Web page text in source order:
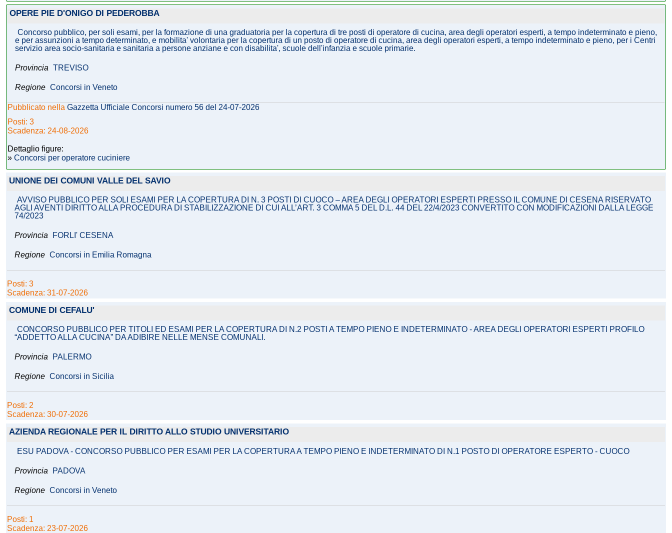
OPERE PIE D'ONIGO DI PEDEROBBA
Concorso pubblico, per soli esami, per la formazione di una graduatoria per la copertura di tre posti di operatore di cucina, area degli operatori esperti, a tempo indeterminato e pieno,
e per assunzioni a tempo determinato, e mobilita' volontaria per la copertura di un posto di operatore di cucina, area degli operatori esperti, a tempo indeterminato e pieno, per i Centri
servizio area socio-sanitaria e sanitaria a persone anziane e con disabilita', scuole dell'infanzia e scuole primarie.
Provincia TREVISO
Regione Concorsi in Veneto
Pubblicato nella Gazzetta Ufficiale Concorsi numero 56 del 24-07-2026
Posti: 3
Scadenza: 24-08-2026
Dettaglio figure:
» Concorsi per operatore cuciniere
UNIONE DEI COMUNI VALLE DEL SAVIO
AVVISO PUBBLICO PER SOLI ESAMI PER LA COPERTURA DI N. 3 POSTI DI CUOCO – AREA DEGLI OPERATORI ESPERTI PRESSO IL COMUNE DI CESENA RISERVATO
AGLI AVENTI DIRITTO ALLA PROCEDURA DI STABILIZZAZIONE DI CUI ALL’ART. 3 COMMA 5 DEL D.L. 44 DEL 22/4/2023 CONVERTITO CON MODIFICAZIONI DALLA LEGGE
74/2023
Provincia FORLI' CESENA
Regione Concorsi in Emilia Romagna
Posti: 3
Scadenza: 31-07-2026
COMUNE DI CEFALU'
CONCORSO PUBBLICO PER TITOLI ED ESAMI PER LA COPERTURA DI N.2 POSTI A TEMPO PIENO E INDETERMINATO - AREA DEGLI OPERATORI ESPERTI PROFILO
“ADDETTO ALLA CUCINA” DA ADIBIRE NELLE MENSE COMUNALI.
Provincia PALERMO
Regione Concorsi in Sicilia
Posti: 2
Scadenza: 30-07-2026
AZIENDA REGIONALE PER IL DIRITTO ALLO STUDIO UNIVERSITARIO
ESU PADOVA - CONCORSO PUBBLICO PER ESAMI PER LA COPERTURA A TEMPO PIENO E INDETERMINATO DI N.1 POSTO DI OPERATORE ESPERTO - CUOCO
Provincia PADOVA
Regione Concorsi in Veneto
Posti: 1
Scadenza: 23-07-2026